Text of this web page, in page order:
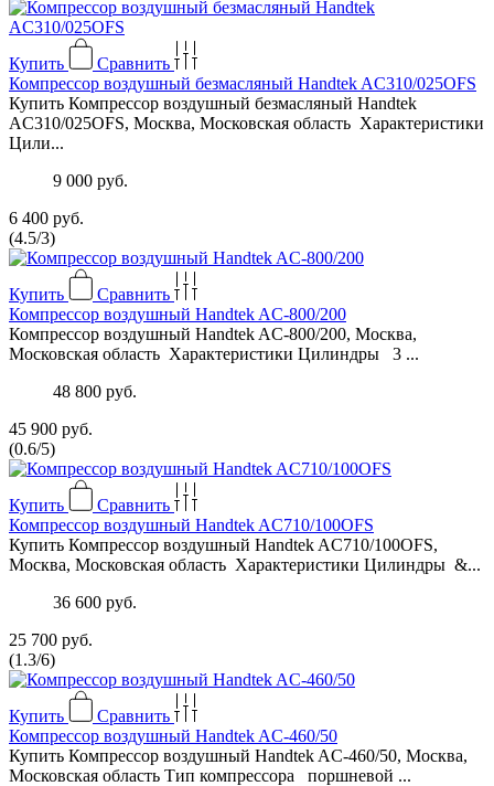
Купить
Сравнить
Компрессор воздушный безмасляный Handtek AC310/025OFS
Купить Компрессор воздушный безмасляный Handtek
AC310/025OFS, Москва, Московская область Характеристики
Цили...
9 000 руб.
6 400 руб.
(4.5/3)
Купить
Сравнить
Компрессор воздушный Handtek AC-800/200
Компрессор воздушный Handtek AC-800/200, Москва,
Московская область Характеристики Цилиндры 3 ...
48 800 руб.
45 900 руб.
(0.6/5)
Купить
Сравнить
Компрессор воздушный Handtek AC710/100OFS
Купить Компрессор воздушный Handtek AC710/100OFS,
Москва, Московская область Характеристики Цилиндры &...
36 600 руб.
25 700 руб.
(1.3/6)
Купить
Сравнить
Компрессор воздушный Handtek AC-460/50
Купить Компрессор воздушный Handtek AC-460/50, Москва,
Московская область Тип компрессора поршневой ...